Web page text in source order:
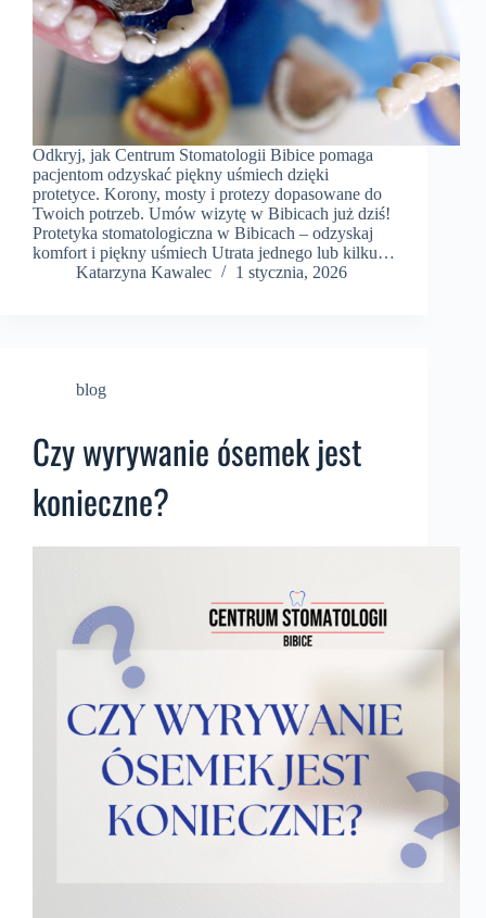
Odkryj, jak Centrum Stomatologii Bibice pomaga
pacjentom odzyskać piękny uśmiech dzięki
protetyce. Korony, mosty i protezy dopasowane do
Twoich potrzeb. Umów wizytę w Bibicach już dziś!
Protetyka stomatologiczna w Bibicach – odzyskaj
komfort i piękny uśmiech Utrata jednego lub kilku…
Katarzyna Kawalec
1 stycznia, 2026
blog
Czy wyrywanie ósemek jest
konieczne?